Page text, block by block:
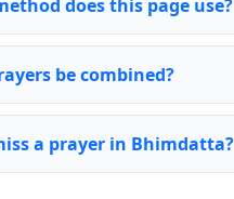
does this page use?
be combined?
a prayer in Bhimdatta?